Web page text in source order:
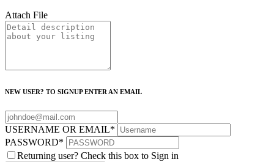
Attach File
NEW USER? TO SIGNUP ENTER AN EMAIL
USERNAME OR EMAIL*
PASSWORD*
Returning user? Check this box to Sign in